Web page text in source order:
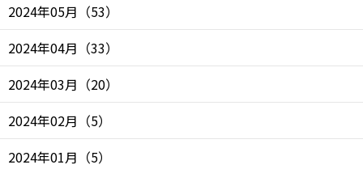
2024年05月 （53）
2024年04月 （33）
2024年03月 （20）
2024年02月 （5）
2024年01月 （5）